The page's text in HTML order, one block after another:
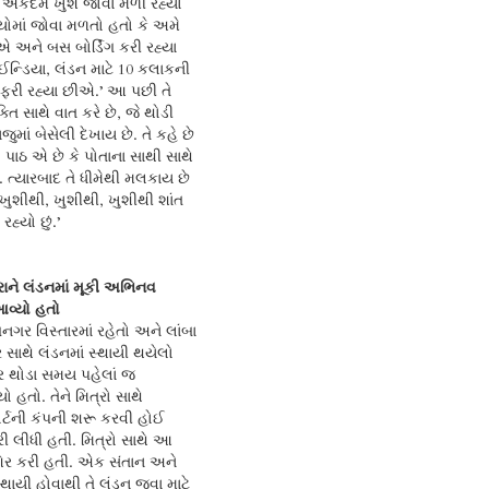
જોવા મળતો હતો કે અમે
અને બસ બોર્ડિંગ કરી રહ્યા
લંડન માટે 10 કલાકની
રહ્યા છીએ.’ આ પછી તે
સાથે વાત કરે છે, જે થોડી
બેસેલી દેખાય છે. તે કહે છે
પાઠ એ છે કે પોતાના સાથી સાથે
ત્યારબાદ તે ધીમેથી મલકાય છે
ખુશીથી, ખુશીથી શાંત
છું.’
લંડનમાં મૂકી અભિનવ
હતો
વિસ્તારમાં રહેતો અને લાંબા
સાથે લંડનમાં સ્થાયી થયેલો
થોડા સમય પહેલાં જ
હતો. તેને મિત્રો સાથે
કંપની શરૂ કરવી હોઈ
લીધી હતી. મિત્રો સાથે આ
કરી હતી. એક સંતાન અને
હોવાથી તે લંડન જવા માટે